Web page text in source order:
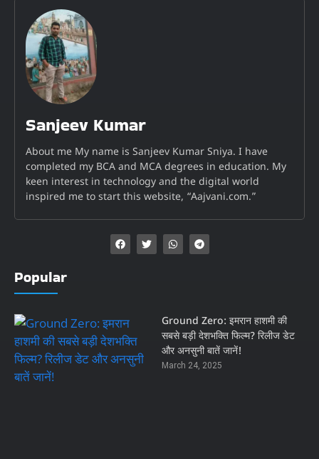
Sanjeev Kumar
About me My name is Sanjeev Kumar Sniya. I have
completed my BCA and MCA degrees in education. My
keen interest in technology and the digital world
inspired me to start this website, “Aajvani.com.”
Popular
Ground Zero: इमरान हाशमी की
सबसे बड़ी देशभक्ति फिल्म? रिलीज डेट
और अनसुनी बातें जानें!
March 24, 2025